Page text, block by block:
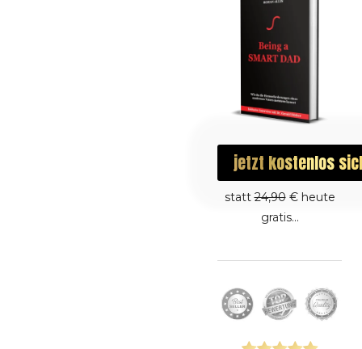
jetzt kostenlos
statt24,90€ heute
gratis...